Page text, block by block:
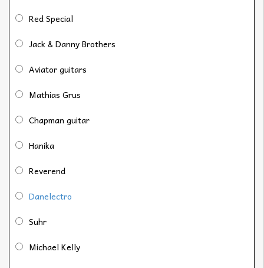
Red Special
Jack & Danny Brothers
Aviator guitars
Mathias Grus
Chapman guitar
Hanika
Reverend
Danelectro
Suhr
Michael Kelly